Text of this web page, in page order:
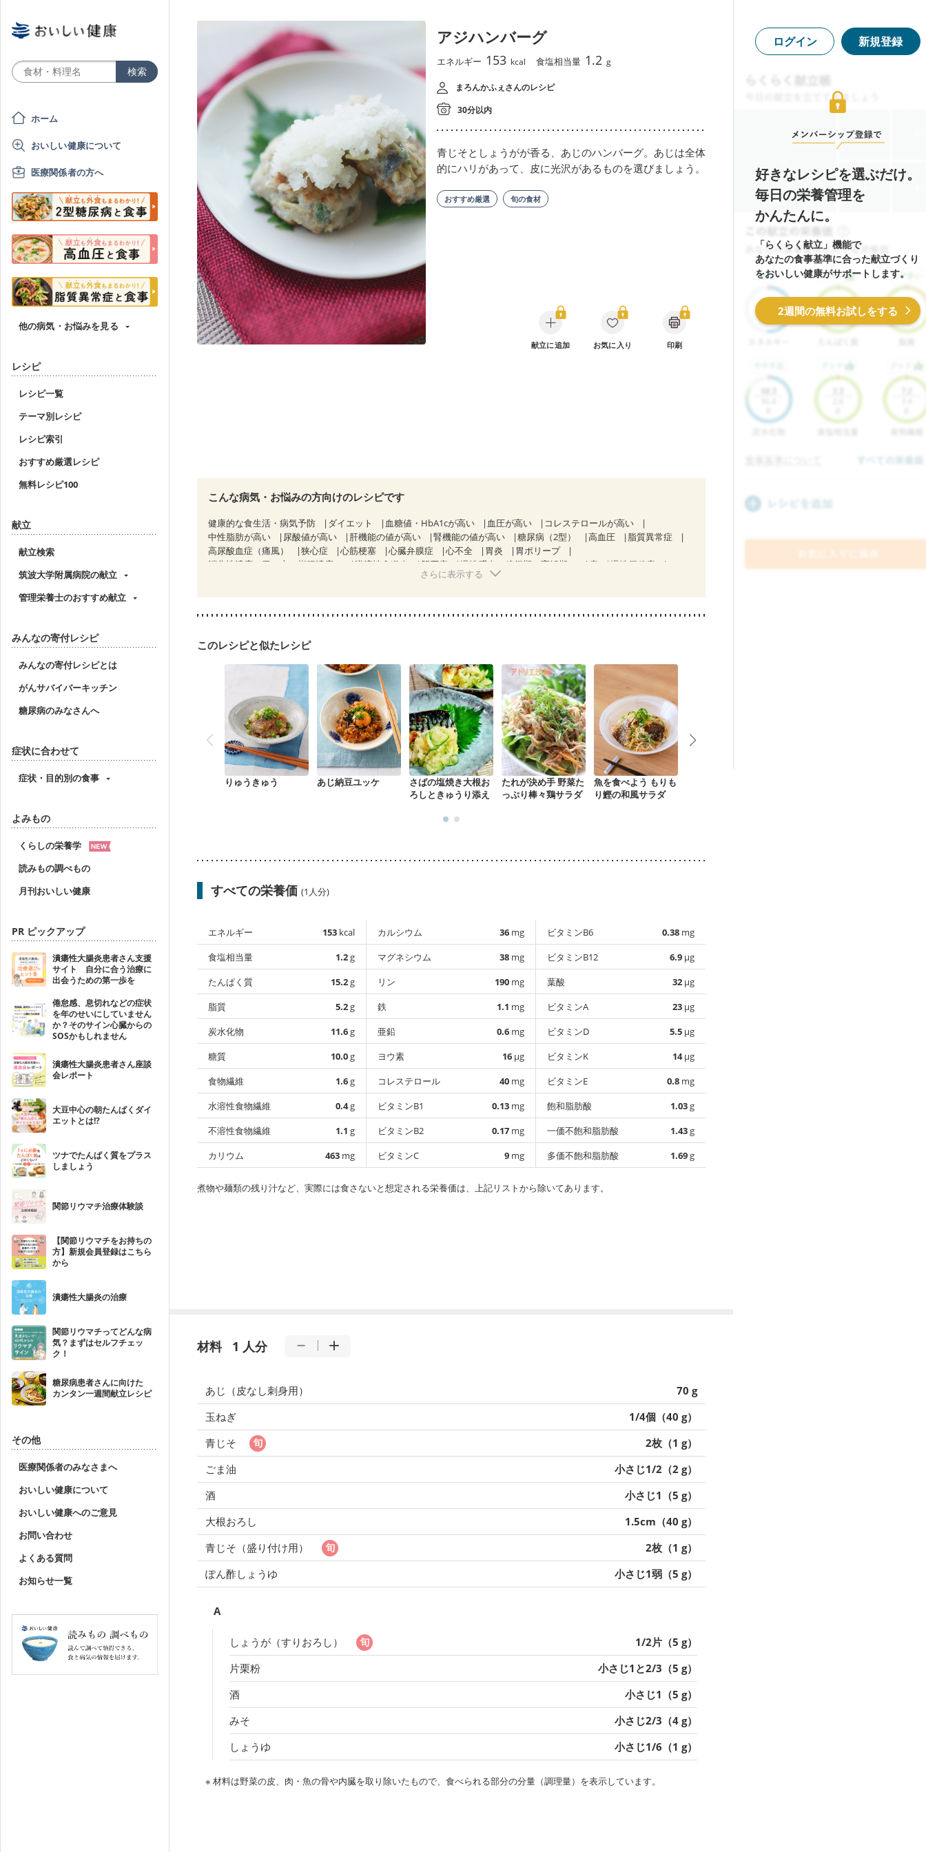
ホーム
おいしい健康について
医療関係者の方へ
他の病気・お悩みを見る
レシピ
レシピ一覧
テーマ別レシピ
レシピ索引
おすすめ厳選レシピ
無料レシピ100
献立
献立検索
筑波大学附属病院の献立
管理栄養士のおすすめ献立
みんなの寄付レシピ
みんなの寄付レシピとは
がんサバイバーキッチン
糖尿病のみなさんへ
症状に合わせて
症状・目的別の食事
よみもの
くらしの栄養学
読みもの調べもの
月刊おいしい健康
PR ピックアップ
潰瘍性大腸炎患者さん支援
サイト 自分に合う治療に
出会うための第一歩を
倦怠感、息切れなどの症状
を年のせいにしていません
か？そのサイン心臓からの
SOSかもしれません
潰瘍性大腸炎患者さん座談
会レポート
大豆中心の朝たんぱくダイ
エットとは!?
ツナでたんぱく質をプラス
しましょう
関節リウマチ治療体験談
【関節リウマチをお持ちの
方】新規会員登録はこちら
から
潰瘍性大腸炎の治療
関節リウマチってどんな病
気？まずはセルフチェッ
ク！
糖尿病患者さんに向けた
カンタン一週間献立レシピ
その他
医療関係者のみなさまへ
おいしい健康について
おいしい健康へのご意見
お問い合わせ
よくある質問
お知らせ一覧
アジハンバーグ
エネルギー 153 kcal 食塩相当量 1.2 g
まろんかふぇさんのレシピ
30分以内
青じそとしょうがが香る、あじのハンバーグ。あじは全体
的にハリがあって、皮に光沢があるものを選びましょう。
おすすめ厳選 旬の食材
献立に追加 お気に入り 印刷
こんな病気・お悩みの方向けのレシピです
健康的な食生活・病気予防 ダイエット 血糖値・HbA1cが高い 血圧が高い
コレステロールが高い
中性脂肪が高い
尿酸値が高い 肝機能の値が高い 腎機能の値が高い 糖尿病（2型） 高血圧
脂質異常症
高尿酸血症（痛風）
狭心症 心筋梗塞 心臓弁膜症 心不全 胃炎
胃ポリープ
消化性潰瘍（胃・十二指腸潰瘍）
逆流性食道炎 胆石症 慢性膵炎（移行期・寛解期） 痔
慢性便秘症
糖尿病性腎症（第１期）
乳がん治療を終えた方・経過観察中の方など
妊娠中(初期)
妊婦健診・体重増加が気になる（初期）
産後（母乳）
産後（混合栄養）
さらに表示する
このレシピと似たレシピ
りゅうきゅう あじ納豆ユッケ
さばの塩焼き大根お
ろしときゅうり添え
たれが決め手 野菜た
っぷり棒々鶏サラダ
魚を食べよう もりも
り鰹の和風サラダ
すべての栄養価 (1人分)
エネルギー 153 kcal
食塩相当量
1.2g
たんぱく質
15.2g
脂質
5.2g
炭水化物
11.6g
糖質
10.0g
食物繊維
1.6g
水溶性食物繊維
0.4g
不溶性食物繊維
1.1 g
カリウム
463 mg
カルシウム 36 mg
マグネシウム
38 mg
リン
190 mg
鉄
1.1 mg
亜鉛
0.6 mg
ヨウ素
16 µg
コレステロール
40 mg
ビタミンB1
0.13 mg
ビタミンB2
0.17 mg
ビタミンC
9 mg
ビタミンB6 0.38 mg
ビタミンB12
6.9 µg
葉酸
32 µg
ビタミンA
23 µg
ビタミンD
5.5 µg
ビタミンK
14µg
ビタミンE
0.8 mg
飽和脂肪酸
1.03g
一価不飽和脂肪酸
1.43g
多価不飽和脂肪酸
1.69g
煮物や麺類の残り汁など、実際には食さないと想定される栄養価は、上記リストから除いてあります。
材料 1 人分
あじ（皮なし刺身用）
70 g
玉ねぎ
1/4個（40 g）
青じそ
2枚（1 g）
ごま油
小さじ1/2（2 g）
酒
小さじ1（5 g）
大根おろし
1.5cm（40 g）
青じそ（盛り付け用）
2枚（1 g）
ぽん酢しょうゆ
小さじ1弱（5 g）
A
しょうが（すりおろし）
1/2片（5 g）
片栗粉
小さじ1と2/3（5 g）
酒
小さじ1（5 g）
みそ
小さじ2/3（4 g）
しょうゆ
小さじ1/6（1 g）
※ 材料は野菜の皮、肉・魚の骨や内臓を取り除いたもので、食べられる部分の分量（調理量）を表示しています。
ログイン 新規登録
好きなレシピを選ぶだけ。
毎日の栄養管理を
かんたんに。
「らくらく献立」機能で
あなたの食事基準に合った献立づくり
をおいしい健康がサポートします。
2週間の無料お試しをする